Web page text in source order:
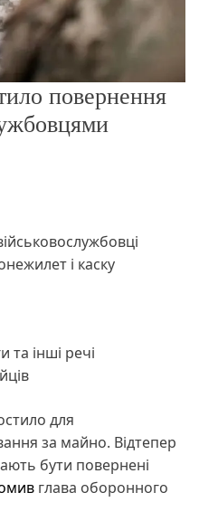
повернення
і каску
та інші речі
для
за майно. Відтепер
бути повернені
глава оборонного